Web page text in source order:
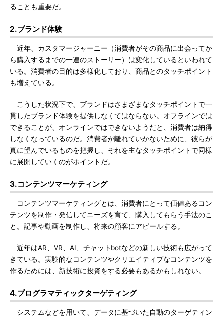
ることも重要だ。
2.ブランド体験
近年、カスタマージャーニー（消費者がその商品に出会ってか
ら購入するまでの一連のストーリー）は変化しているといわれて
いる。消費者の目的は多様化しており、商品とのタッチポイント
も増えている。
こうした状況下で、ブランドはさまざまなタッチポイントで一
貫したブランド体験を提供しなくてはならない。オフラインでは
できることが、オンラインではできないようだと、消費者は納得
しなくなっているのだ。消費者が離れていかないために、彼らが
真に望んでいるものを把握し、それを主なタッチポイントで同様
に展開していくのがポイントだ。
3.コンテンツマーケティング
コンテンツマーケティングとは、消費者にとって価値あるコン
テンツを制作・発信してニーズを育て、購入してもらう手法のこ
と。記事や動画を制作し、将来の顧客にアピールする。
近年はAR、VR、AI、チャットbotなどの新しい技術も広がって
きている。実験的なコンテンツやクリエイティブなコンテンツを
作るためには、新技術に投資をする必要もあるかもしれない。
4.プログラマティックターゲティング
システムなどを用いて、データに基づいた自動のターゲティン